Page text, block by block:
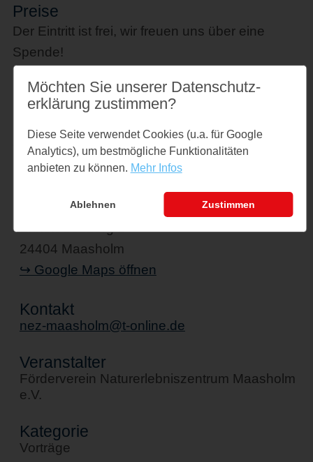
Preise
Der Eintritt ist frei, wir freuen uns über eine
Spende!
Links
nez-maasholm.de
Naturerlebniszentrum Maasholm
24404 Maasholm
↪ Google Maps öffnen
Kontakt
nez-maasholm@t-online.de
Veranstalter
Förderverein Naturerlebniszentrum Maasholm
e.V.
Kategorie
Vorträge
Möchten Sie unserer Datenschutz­
erklärung zustimmen?
Diese Seite verwendet Cookies (u.a. für Google
Analytics), um bestmögliche Funktionalitäten
anbieten zu können. Mehr Infos
Ablehnen Zustimmen